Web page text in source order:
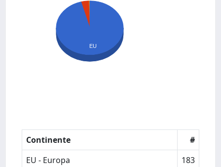
EU
Continente
#
EU - Europa
183